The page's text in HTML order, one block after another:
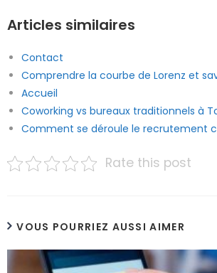
Articles similaires
Contact
Comprendre la courbe de Lorenz et
Accueil
Coworking vs bureaux traditionnels à
Comment se déroule le recrutement
Rate this post
VOUS POURRIEZ AUSSI AIMER